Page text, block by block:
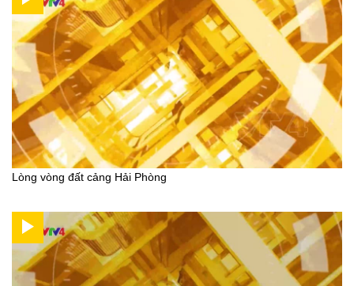
Lòng vòng đất cảng Hải Phòng